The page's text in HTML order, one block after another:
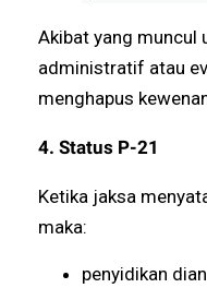
Akibat yang muncul
administratif atau
menghapus
4. Status P-21
Ketika jaksa
maka:
penyidikan